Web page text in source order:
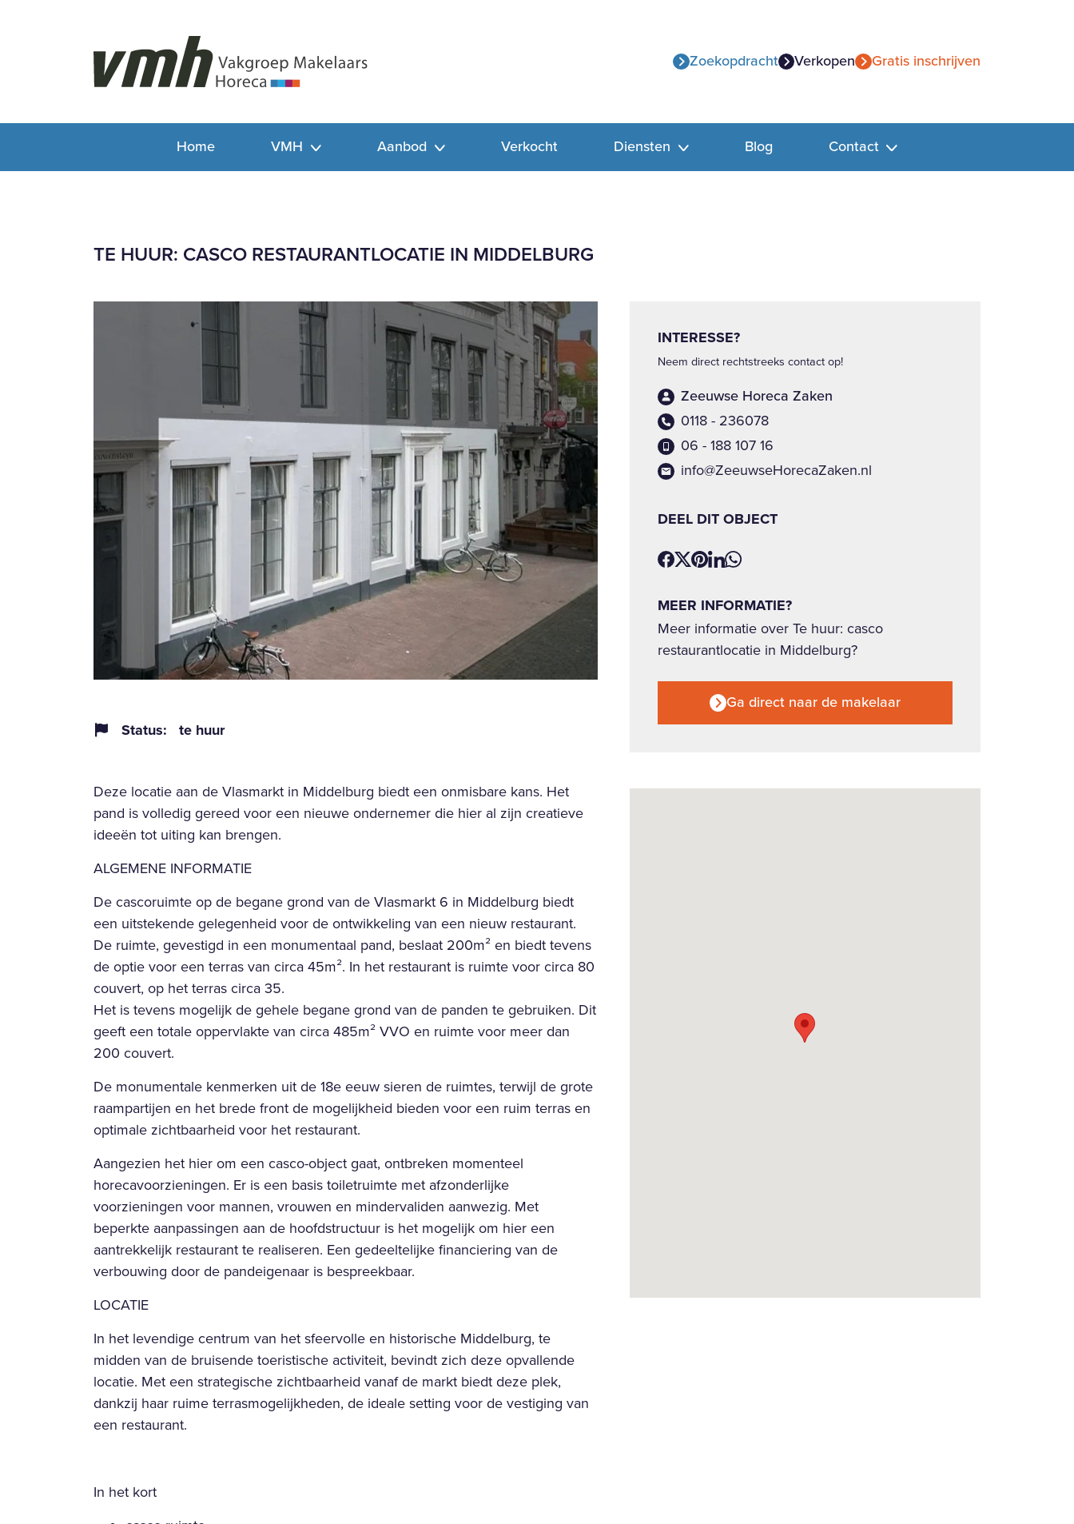
Zoekopdracht Verkopen Gratis inschrijven
Home VMH Aanbod Verkocht Diensten Blog Contact
TE HUUR: CASCO RESTAURANTLOCATIE IN MIDDELBURG
Status: te huur
Deze locatie aan de Vlasmarkt in Middelburg biedt een onmisbare kans. Het
pand is volledig gereed voor een nieuwe ondernemer die hier al zijn creatieve
ideeën tot uiting kan brengen.
ALGEMENE INFORMATIE
De cascoruimte op de begane grond van de Vlasmarkt 6 in Middelburg biedt
een uitstekende gelegenheid voor de ontwikkeling van een nieuw restaurant.
De ruimte, gevestigd in een monumentaal pand, beslaat 200m² en biedt tevens
de optie voor een terras van circa 45m². In het restaurant is ruimte voor circa 80
couvert, op het terras circa 35.
Het is tevens mogelijk de gehele begane grond van de panden te gebruiken. Dit
geeft een totale oppervlakte van circa 485m² VVO en ruimte voor meer dan
200 couvert.
De monumentale kenmerken uit de 18e eeuw sieren de ruimtes, terwijl de grote
raampartijen en het brede front de mogelijkheid bieden voor een ruim terras en
optimale zichtbaarheid voor het restaurant.
Aangezien het hier om een casco-object gaat, ontbreken momenteel
horecavoorzieningen. Er is een basis toiletruimte met afzonderlijke
voorzieningen voor mannen, vrouwen en mindervaliden aanwezig. Met
beperkte aanpassingen aan de hoofdstructuur is het mogelijk om hier een
aantrekkelijk restaurant te realiseren. Een gedeeltelijke financiering van de
verbouwing door de pandeigenaar is bespreekbaar.
LOCATIE
In het levendige centrum van het sfeervolle en historische Middelburg, te
midden van de bruisende toeristische activiteit, bevindt zich deze opvallende
locatie. Met een strategische zichtbaarheid vanaf de markt biedt deze plek,
dankzij haar ruime terrasmogelijkheden, de ideale setting voor de vestiging van
een restaurant.
In het kort
INTERESSE?
Neem direct rechtstreeks contact op!
Zeeuwse Horeca Zaken
0118 - 236078
06 - 188 107 16
info@ZeeuwseHorecaZaken.nl
DEEL DIT OBJECT
MEER INFORMATIE?
Meer informatie over Te huur: casco
restaurantlocatie in Middelburg?
Ga direct naar de makelaar